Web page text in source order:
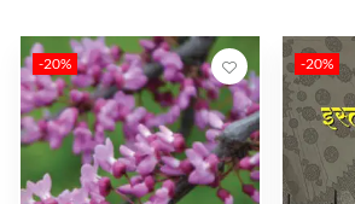
-20% -20%